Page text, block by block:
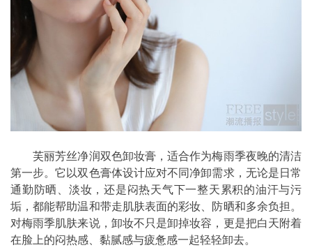
芙丽芳丝净润双色卸妆膏，适合作为梅雨季夜晚的清洁
第一步。它以双色膏体设计应对不同净卸需求，无论是日常
通勤防晒、淡妆，还是闷热天气下一整天累积的油汗与污
垢，都能帮助温和带走肌肤表面的彩妆、防晒和多余负担。
对梅雨季肌肤来说，卸妆不只是卸掉妆容，更是把白天附着
在脸上的闷热感、黏腻感与疲惫感一起轻轻卸去。